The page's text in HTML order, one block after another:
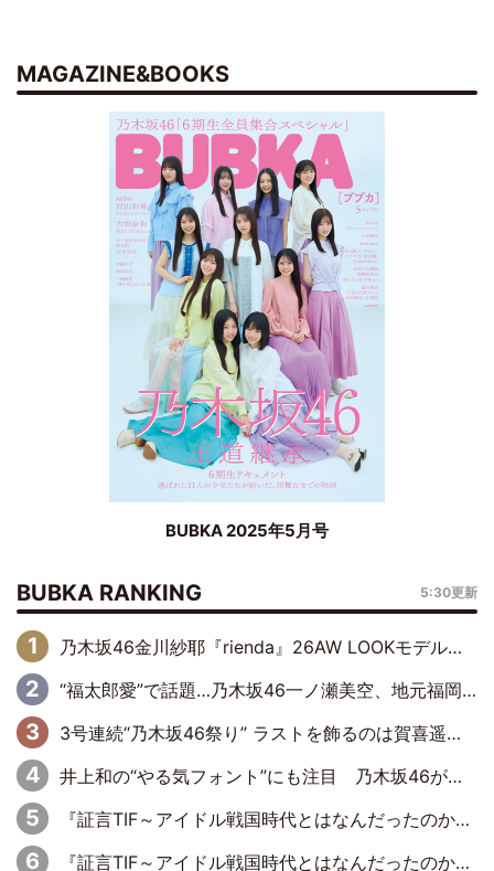
MAGAZINE&BOOKS
BUBKA 2025年5月号
BUBKA RANKING 5:30更新
乃木坂46金川紗耶『rienda』26AW LOOKモデルに就任
“福太郎愛”で話題…乃木坂46一ノ瀬美空、地元福岡『めんべい25周年トップサポーター』に就任
3号連続“乃木坂46祭り” ラストを飾るのは賀喜遥香…5年ぶりの登場に「5年分大人になった私を見ていただけたら」
井上和の“やる気フォント”にも注目 乃木坂46が挑んだ書道パフォーマンスの舞台裏
『証言TIF～アイドル戦国時代とはなんだったのか～』第6回：でんぱ組.inc・古川未鈴×相沢梨紗「『ハロプロやりたかったな』って言ったら、夢眠ねむさんに『てめえはでんぱ組．incなんだよ！』って肩パンされて(笑)」
『証言TIF～アイドル戦国時代とはなんだったのか～』第11回：私立恵比寿中学・真山りか×安本彩花「TIFで10年ぶりのキョンシーメイクをしたら、場を完全に引かせてしまって。時代が変わったんだなって」